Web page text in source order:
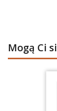
Mogą Ci